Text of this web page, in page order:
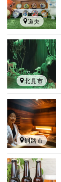
道央
北見市
釧路市